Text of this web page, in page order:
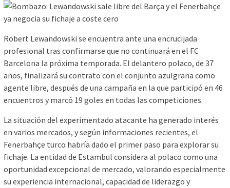
Robert Lewandowski se encuentra ante una encrucijada
profesional tras confirmarse que no continuará en el FC
Barcelona la próxima temporada. El delantero polaco, de 37
años, finalizará su contrato con el conjunto azulgrana como
agente libre, después de una campaña en la que participó en 46
encuentros y marcó 19 goles en todas las competiciones.
La situación del experimentado atacante ha generado interés
en varios mercados, y según informaciones recientes, el
Fenerbahçe turco habría dado el primer paso para explorar su
fichaje. La entidad de Estambul considera al polaco como una
oportunidad excepcional de mercado, valorando especialmente
su experiencia internacional, capacidad de liderazgo y